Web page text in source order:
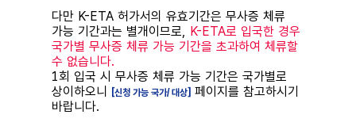
다만 K-ETA 허가서의 유효기간은 무사증 체류
가능 기간과는 별개이므로, K-ETA로 입국한 경우
국가별 무사증 체류 가능 기간을 초과하여 체류할
수 없습니다.
1회 입국 시 무사증 체류 가능 기간은 국가별로
상이하오니
[신청 가능 국가/ 대상] 페이지를 참고하시기
바랍니다.